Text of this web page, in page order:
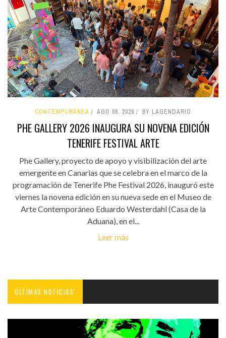
CONTEMPORÁNEA AGO 08, 2026 BY LAGENDARIO
PHE GALLERY 2026 INAUGURA SU NOVENA EDICIÓN
TENERIFE FESTIVAL ARTE
Phe Gallery, proyecto de apoyo y visibilización del arte
emergente en Canarias que se celebra en el marco de la
programación de Tenerife Phe Festival 2026, inauguró este
viernes la novena edición en su nueva sede en el Museo de
Arte Contemporáneo Eduardo Westerdahl (Casa de la
Aduana), en el...
Leer más
ÚLTIMAS NOTICIAS'